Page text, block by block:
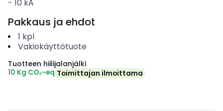
- 10 kA
Pakkaus ja ehdot
1 kpl
Vakiokäyttötuote
Tuotteen hiilijalanjälki
10 Kg CO₂-eq Toimittajan ilmoittama